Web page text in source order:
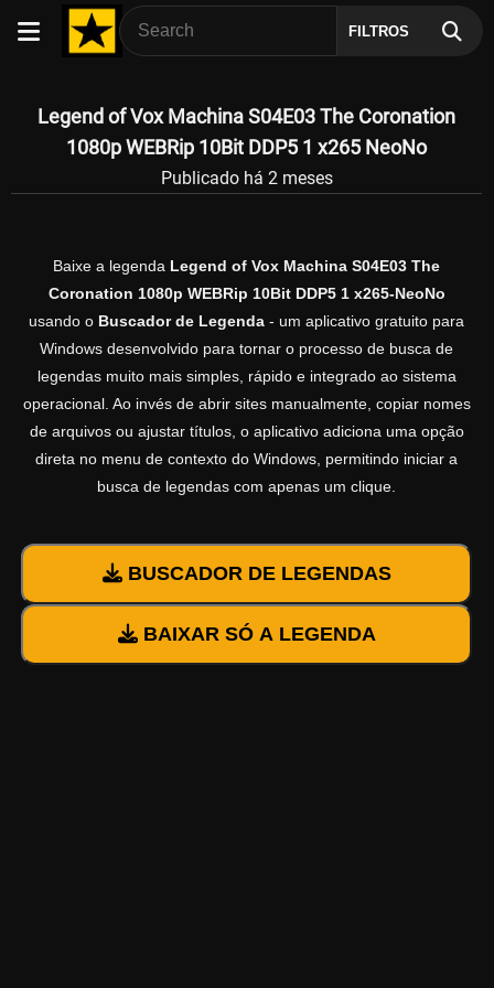
FILTROS
Legend of Vox Machina S04E03 The Coronation
1080p WEBRip 10Bit DDP5 1 x265 NeoNo
Publicado há 2 meses
Baixe a legenda Legend of Vox Machina S04E03 The
Coronation 1080p WEBRip 10Bit DDP5 1 x265-NeoNo
usando o Buscador de Legenda - um aplicativo gratuito para
Windows desenvolvido para tornar o processo de busca de
legendas muito mais simples, rápido e integrado ao sistema
operacional. Ao invés de abrir sites manualmente, copiar nomes
de arquivos ou ajustar títulos, o aplicativo adiciona uma opção
direta no menu de contexto do Windows, permitindo iniciar a
busca de legendas com apenas um clique.
BUSCADOR DE LEGENDAS
BAIXAR SÓ A LEGENDA